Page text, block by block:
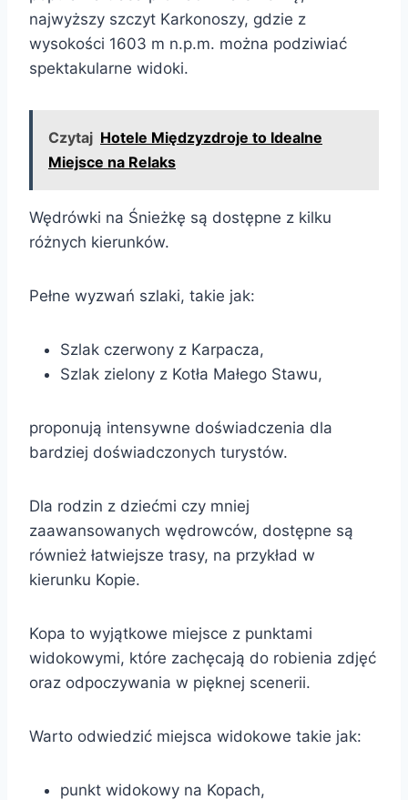
najwyższy szczyt Karkonoszy, gdzie z
wysokości 1603 m n.p.m. można podziwiać
spektakularne widoki.
Czytaj Hotele Międzyzdroje to Idealne
Miejsce na Relaks
Wędrówki na Śnieżkę są dostępne z kilku
różnych kierunków.
Pełne wyzwań szlaki, takie jak:
Szlak czerwony z Karpacza,
Szlak zielony z Kotła Małego Stawu,
proponują intensywne doświadczenia dla
bardziej doświadczonych turystów.
Dla rodzin z dziećmi czy mniej
zaawansowanych wędrowców, dostępne są
również łatwiejsze trasy, na przykład w
kierunku Kopie.
Kopa to wyjątkowe miejsce z punktami
widokowymi, które zachęcają do robienia zdjęć
oraz odpoczywania w pięknej scenerii.
Warto odwiedzić miejsca widokowe takie jak:
punkt widokowy na Kopach,